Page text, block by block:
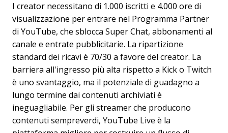
I creator necessitano di 1.000 iscritti e 4.000 ore di
visualizzazione per entrare nel Programma Partner
di YouTube, che sblocca Super Chat, abbonamenti al
canale e entrate pubblicitarie. La ripartizione
standard dei ricavi è 70/30 a favore del creator. La
barriera all'ingresso più alta rispetto a Kick o Twitch
è uno svantaggio, ma il potenziale di guadagno a
lungo termine dai contenuti archiviati è
ineguagliabile. Per gli streamer che producono
contenuti sempreverdi, YouTube Live è la